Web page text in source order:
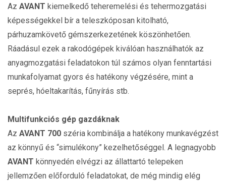
Az AVANT kiemelkedő teheremelési és tehermozgatási
képességekkel bír a teleszkóposan kitolható,
párhuzamkövető gémszerkezetének köszönhetően.
Ráadásul ezek a rakodógépek kiválóan használhatók az
anyagmozgatási feladatokon túl számos olyan fenntartási
munkafolyamat gyors és hatékony végzésére, mint a
seprés, hóeltakarítás, fűnyírás stb.
Multifunkciós gép gazdáknak
Az AVANT 700 széria kombinálja a hatékony munkavégzést
az könnyű és “simulékony” kezelhetőséggel. A legnagyobb
AVANT könnyedén elvégzi az állattartó telepeken
jellemzően előforduló feladatokat, de még mindig elég